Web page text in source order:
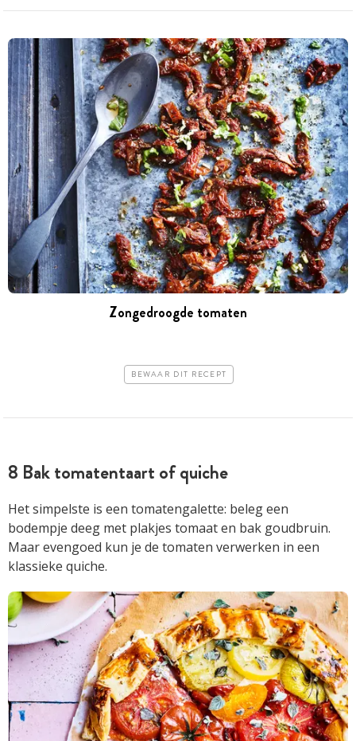
Zongedroogde tomaten
BEWAAR DIT RECEPT
8 Bak tomatentaart of quiche
Het simpelste is een tomatengalette: beleg een
bodempje deeg met plakjes tomaat en bak goudbruin.
Maar evengoed kun je de tomaten verwerken in een
klassieke quiche.